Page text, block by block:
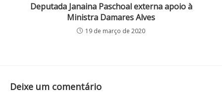
Deputada Janaina Paschoal externa apoio à
Ministra Damares Alves
19 de março de 2020
Deixe um comentário